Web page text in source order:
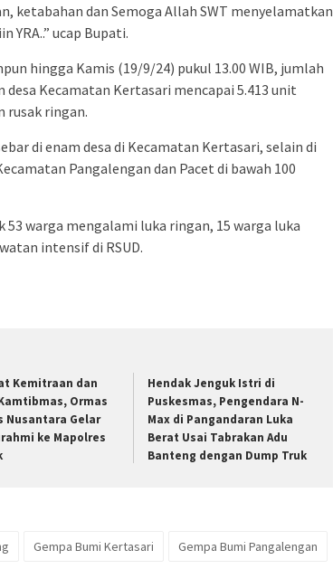
ketabahan dan Semoga Allah SWT menyelamatkan
YRA..” ucap Bupati.
hingga Kamis (19/9/24) pukul 13.00 WIB, jumlah
desa Kecamatan Kertasari mencapai 5.413 unit
rusak ringan.
di enam desa di Kecamatan Kertasari, selain di
Pangalengan dan Pacet di bawah 100
warga mengalami luka ringan, 15 warga luka
intensif di RSUD.
Kemitraan dan
Ormas
Nusantara Gelar
ke Mapolres
Hendak Jenguk Istri di
Puskesmas, Pengendara N-
Max di Pangandaran Luka
Berat Usai Tabrakan Adu
Banteng dengan Dump Truk
Gempa Bumi Kertasari Gempa Bumi Pangalengan